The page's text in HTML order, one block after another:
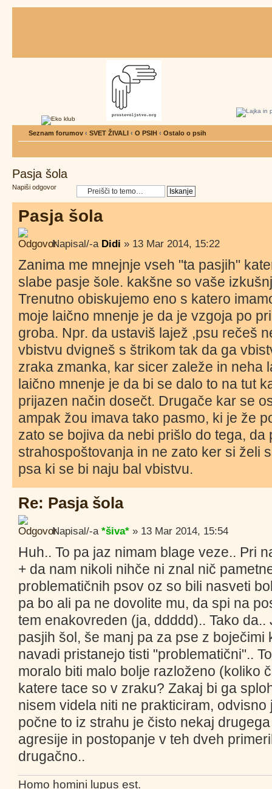
Seznam forumov ‹ SVET ŽIVALI ‹ O PSIH ‹ Ostalo o psih
Pasja šola
Napiši odgovor
Pasja šola
Napisal/-a Didi » 13 Mar 2014, 15:22
Zanima me mnejnje vseh "ta pasjih"
slabe pasje šole. kakšne so vaše
Trenutno obiskujemo eno s katero
moje laično mnenje je da je vzgoja po
groba. Npr. da ustaviš lajež ,psu rečeš
vbistvu dvigneš s štrikom tak da ga
zraka zmanka, kar sicer zaleže in neha
laično mnenje je da bi se dalo to na tut
prijazen način dosečt. Drugače kar se
ampak žou imava tako pasmo, ki je že
zato se bojiva da nebi prišlo do tega,
strahospoštovanja in ne zato ker si želi
psa ki se bi naju bal vbistvu.
Re: Pasja šola
Napisal/-a *šiva* » 13 Mar 2014, 15:54
Huh.. To pa jaz nimam blage veze.. Pri
+ da nam nikoli nihče ni znal nič
problematičnih psov oz so bili nasveti
pa bo ali pa ne dovolite mu, da spi na
tem enakovreden (ja, ddddd).. Tako
pasjih šol, še manj pa za pse z boječimi
navadi pristanejo tisti "problematični"..
moralo biti malo bolje razloženo (koliko
katere tace so v zraku? Zakaj bi ga
nisem videla niti ne prakticiram,
počne to iz strahu je čisto nekaj
agresije in postopanje v teh dveh
drugačno..
Homo homini lupus est.